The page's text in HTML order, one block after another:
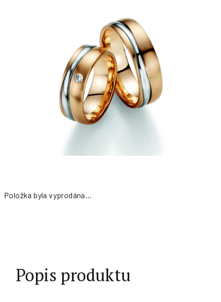
Položka byla vyprodána…
Popis produktu